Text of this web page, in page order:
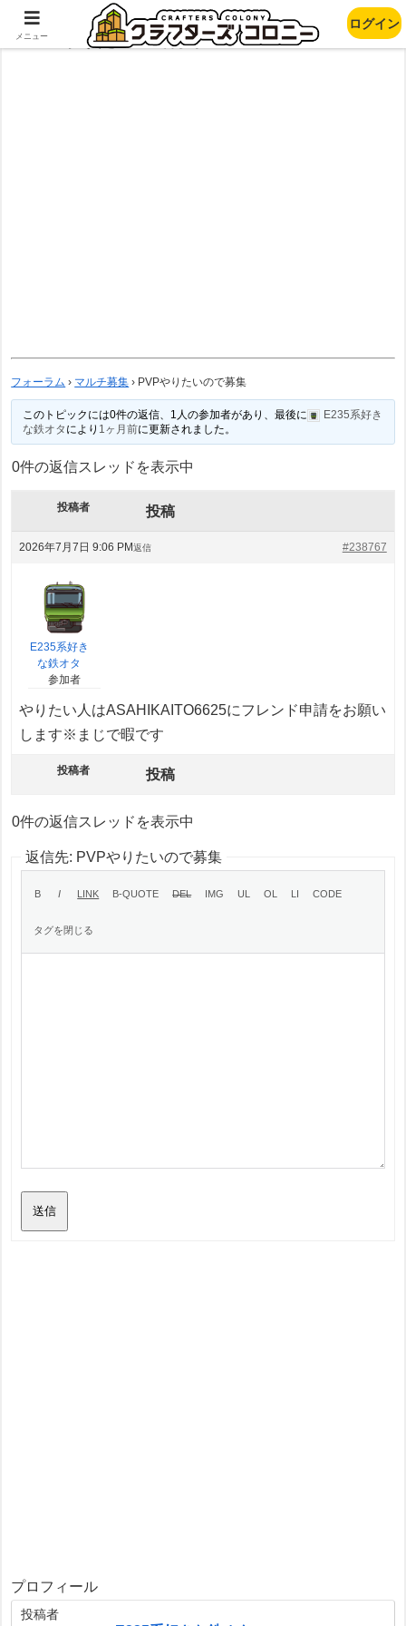
PVPやりたいので募集
フォーラム › マルチ募集 › PVPやりたいので募集
このトピックには0件の返信、1人の参加者があり、最後に
E235系好き
な鉄オタ により 1ヶ月前に更新されました。
0件の返信スレッドを表示中
投稿者 投稿
2026年7月7日 9:06 PM #238767
返信
E235系好き
な鉄オタ
参加者
やりたい人はASAHIKAITO6625にフレンド申請をお願い
します※まじで暇です
投稿者 投稿
0件の返信スレッドを表示中
返信先: PVPやりたいので募集
送信
プロフィール
投稿者
メニュー
ログイン